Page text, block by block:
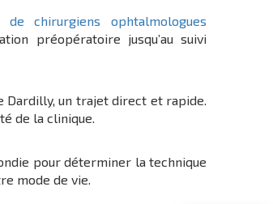
de chirurgiens ophtalmologues
préopératoire jusqu’au suivi
Dardilly, un trajet direct et rapide.
de la clinique.
pour déterminer la technique
mode de vie.